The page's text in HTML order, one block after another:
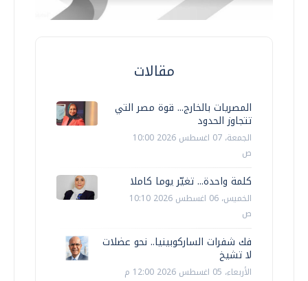
مقالات
المصريات بالخارج... قوة مصر التي
تتجاوز الحدود
الجمعة، 07 اغسطس 2026 10:00
ص
كلمة واحدة... تغيّر يوما كاملا
الخميس، 06 اغسطس 2026 10:10
ص
فك شفرات الساركوبينيا.. نحو عضلات
لا تشيخ
الأربعاء، 05 اغسطس 2026 12:00 م